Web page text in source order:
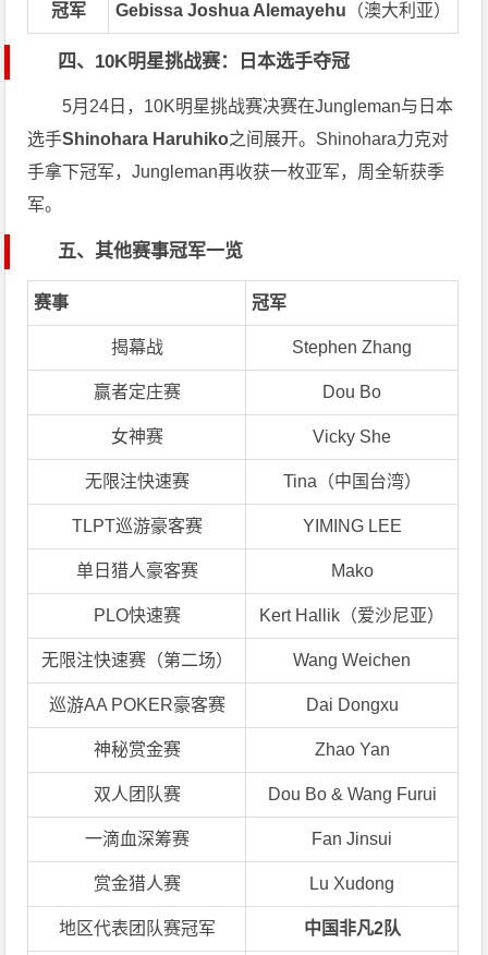
冠军 Gebissa Joshua Alemayehu （澳大利亚）
四、10K明星挑战赛：日本选手夺冠
5月24日，10K明星挑战赛决赛在Jungleman与日本
选手Shinohara Haruhiko之间展开。Shinohara力克对
手拿下冠军，Jungleman再收获一枚亚军，周全斩获季
军。
五、其他赛事冠军一览
赛事 冠军
揭幕战 Stephen Zhang
赢者定庄赛 Dou Bo
女神赛 Vicky She
无限注快速赛 Tina（中国台湾）
TLPT巡游豪客赛 YIMING LEE
单日猎人豪客赛 Mako
PLO快速赛 Kert Hallik（爱沙尼亚）
无限注快速赛（第二场） Wang Weichen
巡游AA POKER豪客赛 Dai Dongxu
神秘赏金赛 Zhao Yan
双人团队赛 Dou Bo & Wang Furui
一滴血深筹赛 Fan Jinsui
赏金猎人赛 Lu Xudong
地区代表团队赛冠军 中国非凡2队